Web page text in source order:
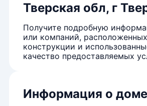
Тверская обл, г
Получите подробную
или компаний,
конструкции и
качество предоставляемых
Информация о доме